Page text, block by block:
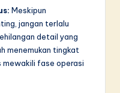
Meskipun
jangan terlalu
detail yang
menemukan tingkat
fase operasi